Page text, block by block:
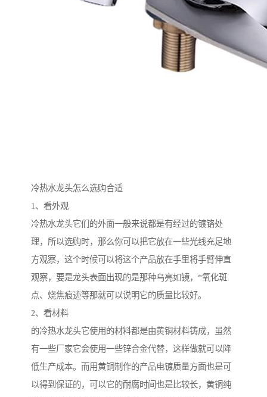
冷热水龙头怎么选购合适
1、看外观
冷热水龙头它们的外面一般来说都是有经过的镀铬处
理，所以选购时，那么你可以把它放在一些光线充足地
方观察，这个时候可以将这个产品放在手里将手臂伸直
观察，要是龙头表面出现的是那种乌亮如镜，*氧化斑
点、烧焦痕迹等那就可以说明它的质量比较好。
2、看材料
的冷热水龙头它使用的材料都是由黄铜材料铸成，虽然
有一些厂家它会使用一些锌合金代替，这样做就可以降
低生产成本。而用黄铜制作的产品电镀质量方面也是可
以得到保证的，可以它的耐腐时间也是比较长，黄铜纯